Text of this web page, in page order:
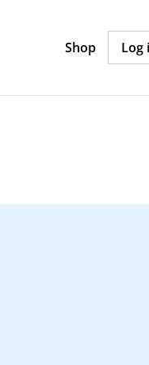
Shop Log